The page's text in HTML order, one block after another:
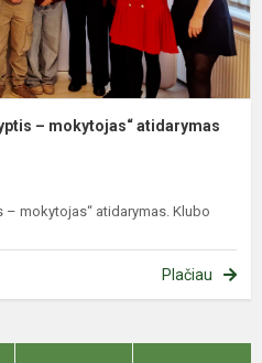
– mokytojas“ atidarymas
mokytojas“ atidarymas. Klubo
Plačiau